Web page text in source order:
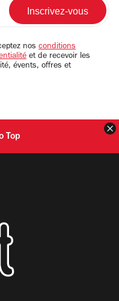
nos conditions
et de recevoir les
évents, offres et
Top